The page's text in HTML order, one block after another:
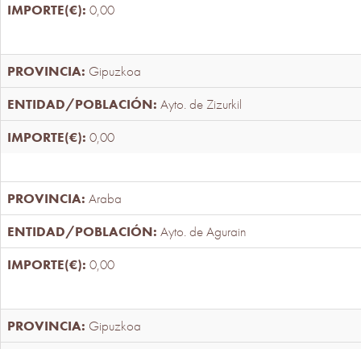
0,00
Gipuzkoa
Ayto. de Zizurkil
0,00
Araba
Ayto. de Agurain
0,00
Gipuzkoa